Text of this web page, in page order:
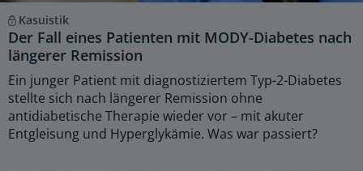
Kasuistik
Der Fall eines Patienten mit MODY-Diabetes nach
längerer Remission
Ein junger Patient mit diagnostiziertem Typ-2-Diabetes
stellte sich nach längerer Remission ohne
antidiabetische Therapie wieder vor – mit akuter
Entgleisung und Hyperglykämie. Was war passiert?